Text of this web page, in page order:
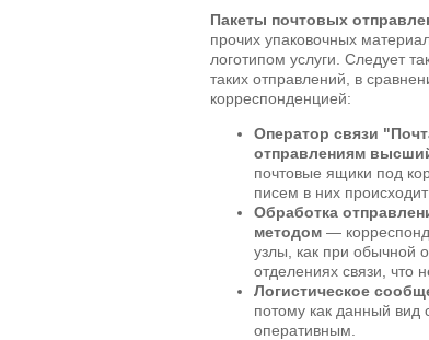
Пакеты почтовых
прочих упаковочных
логотипом услуги. Следует
таких отправлений, в
корреспонденцией:
Оператор связи
отправлениям
почтовые ящики под
писем в них
Обработка
методом —
узлы, как при обычной
отделениях связи, что
Логистическое
потому как данный
оперативным.